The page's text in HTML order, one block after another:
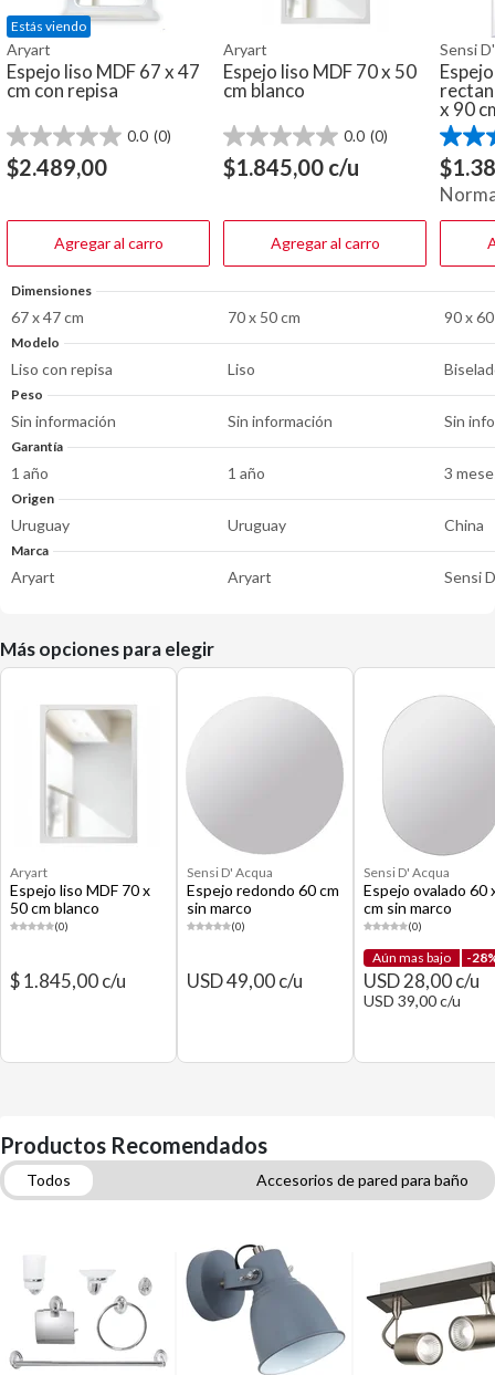
Estás viendo
Aryart
Espejo liso MDF 67 x 47
cm con repisa
0.0 (0)
0.0
de
5
$2.489,00
Agregar al carro
Aryart
Espejo liso MDF 70 x 50
cm blanco
0.0 (0)
0.0
de
5
$1.845,00 c/u
Agregar al carro
Sensi
x 90
4.7
de
5
$
Dimensiones
67 x 47 cm 70 x 50 cm 90 x
Modelo
Liso con repisa Liso
Peso
Sin información Sin información Sin
Garantía
1 año 1 año 3
Origen
Uruguay Uruguay China
Marca
Aryart Aryart Sensi
Más opciones para elegir
Aryart
Espejo liso MDF 70 x
50 cm blanco
(0)
$ 1.845,00 c/u
Sensi D' Acqua
Espejo redondo 60 cm
sin marco
(0)
USD 49,00 c/u
Sensi D' Acqua
Espejo ovalado 60
cm sin marco
(0)
Aún mas bajo -
USD 28,00 c/u
USD 39,00 c/u
Productos Recomendados
Todos
Accesorios de pared para baño
Grifería para lavatorios
Accesorios para baños
Plomería
Cortinas de baño